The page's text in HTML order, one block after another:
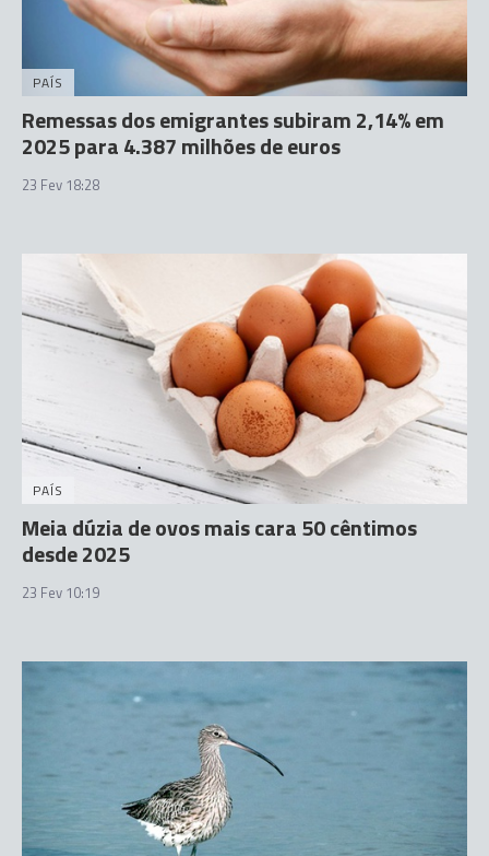
PAÍS
Remessas dos emigrantes subiram 2,14% em
2025 para 4.387 milhões de euros
23 Fev 18:28
PAÍS
Meia dúzia de ovos mais cara 50 cêntimos
desde 2025
23 Fev 10:19